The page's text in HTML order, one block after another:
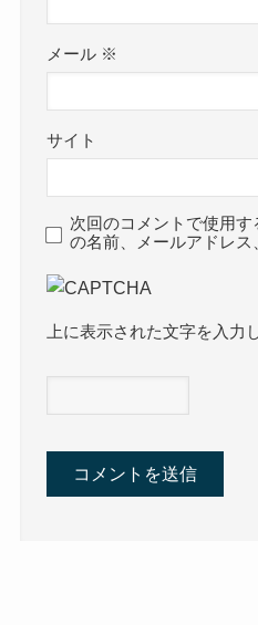
メール ※
サイト
次回のコメントで使用
の名前、メールアドレス
上に表示された文字を入力